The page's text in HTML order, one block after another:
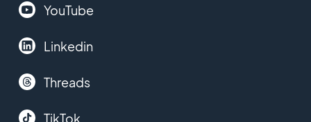
YouTube
Linkedin
Threads
TikTok